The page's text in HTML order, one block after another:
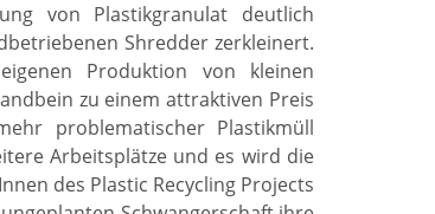
von Plastikgranulat deutlich
Shredder zerkleinert.
Produktion von kleinen
zu einem attraktiven Preis
problematischer Plastikmüll
Arbeitsplätze und es wird die
des Plastic Recycling Projects